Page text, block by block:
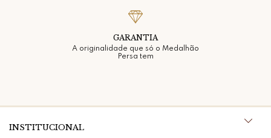
GARANTIA
A originalidade que só o Medalhão
Persa tem
INSTITUCIONAL